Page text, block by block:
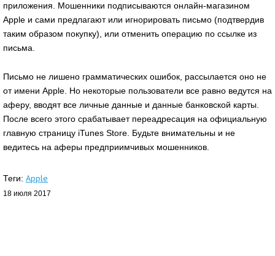
приложения. Мошенники подписываются онлайн-магазином
Apple и сами предлагают или игнорировать письмо (подтвердив
таким образом покупку), или отменить операцию по ссылке из
письма.
Письмо не лишено грамматических ошибок, рассылается оно не
от имени Apple. Но некоторые пользователи все равно ведутся на
аферу, вводят все личные данные и данные банковской карты.
После всего этого срабатывает переадресация на официальную
главную страницу iTunes Store. Будьте внимательны и не
ведитесь на аферы предприимчивых мошенников.
Теги: Apple
18 июля 2017